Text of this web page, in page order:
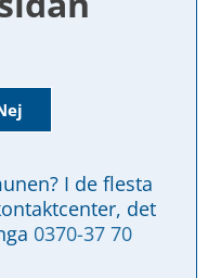
I de flesta
det
0370-37 70